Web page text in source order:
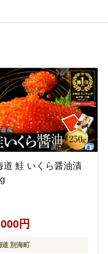
道 鮭 いくら醤油漬
円
別海町